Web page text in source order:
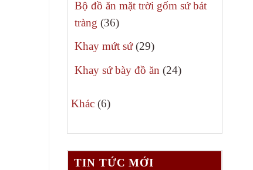
Bộ đồ ăn mặt trời gốm sứ bát
tràng
3636
phẩm
Khay mứt sứ 2929
phẩm
Khay sứ bày đồ ăn 2424
Khác 66
phẩm
TIN TỨC MỚI